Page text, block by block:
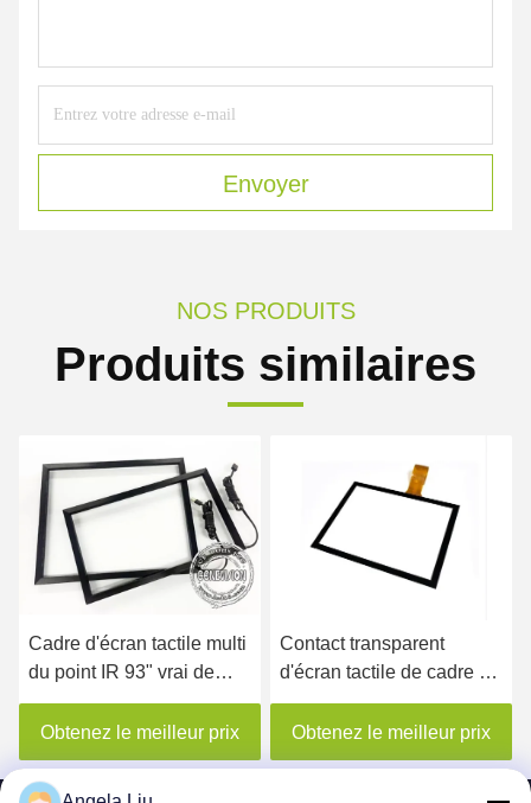
Envoyer
NOS PRODUITS
Produits similaires
Cadre d'écran tactile multi
du point IR 93" vrai de
grande taille de mur visuel
avec l'interface d'USB
Obtenez le meilleur prix
Contact transparent
d'écran tactile de cadre de
film d'ANNONCE de la
taille multi nanoe PCAP
de joueur appliqué
Obtenez le meilleur prix